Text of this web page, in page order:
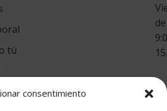
consentimiento
tú
de